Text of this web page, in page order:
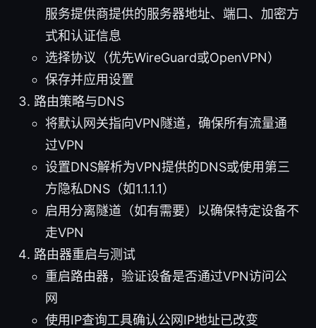
服务提供商提供的服务器地址、端口、加密方
式和认证信息
选择协议（优先WireGuard或OpenVPN）
保存并应用设置
路由策略与DNS
将默认网关指向VPN隧道，确保所有流量通
过VPN
设置DNS解析为VPN提供的DNS或使用第三
方隐私DNS（如1.1.1.1）
启用分离隧道（如有需要）以确保特定设备不
走VPN
路由器重启与测试
重启路由器，验证设备是否通过VPN访问公
网
使用IP查询工具确认公网IP地址已改变